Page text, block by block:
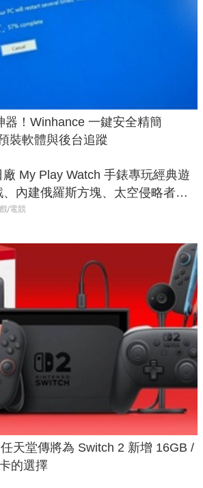
器！Winhance 一鍵安全精簡
裝軟體與後台追蹤
廠 My Play Watch 手錶專玩經典遊
、內建俄羅斯方塊、太空侵略者，
過竟然不能連手機？
/電競
天堂傳將為 Switch 2 新增 16GB /
的選擇